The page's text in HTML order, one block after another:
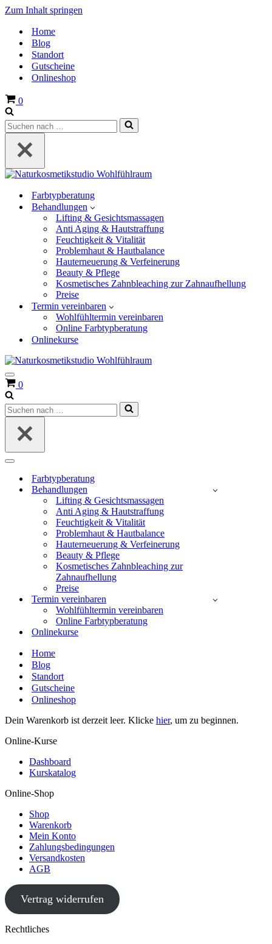
Zum Inhalt springen
Home
Blog
Standort
Gutscheine
Onlineshop
Warenkorb
0
Suchen
nach …
Farbtypberatung
Behandlungen
Lifting & Gesichtsmassagen
Anti Aging & Hautstraffung
Feuchtigkeit & Vitalität
Problemhaut & Hautbalance
Hauterneuerung & Verfeinerung
Beauty & Pflege
Kosmetisches Zahnbleaching zur Zahnaufhellung
Preise
Termin vereinbaren
Wohlfühltermin vereinbaren
Online Farbtypberatung
Onlinekurse
Navigationsmenü
Warenkorb
0
Suchen
nach …
Navigationsmenü
Farbtypberatung
Behandlungen
Lifting & Gesichtsmassagen
Anti Aging & Hautstraffung
Feuchtigkeit & Vitalität
Problemhaut & Hautbalance
Hauterneuerung & Verfeinerung
Beauty & Pflege
Kosmetisches Zahnbleaching zur
Zahnaufhellung
Preise
Termin vereinbaren
Wohlfühltermin vereinbaren
Online Farbtypberatung
Onlinekurse
Home
Blog
Standort
Gutscheine
Onlineshop
Dein Warenkorb ist derzeit leer. Klicke hier, um zu beginnen.
Online-Kurse
Dashboard
Kurskatalog
Online-Shop
Shop
Warenkorb
Mein Konto
Zahlungsbedingungen
Versandkosten
AGB
Vertrag widerrufen
Rechtliches